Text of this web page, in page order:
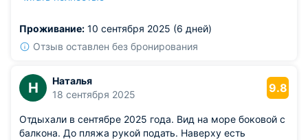
предлагаются необходимые средства гигиены,
отеле организовано, работает ресторан по системе
шведский стол. Также можно при отеле посетить баню,
соберетесь на пляж, то здесь также можно быстро
добраться до него.
Проживание: 10 сентября 2025 (6 дней)
Отзыв оставлен без бронирования
Н
Наталья
18 сентября 2025
9.8
Отдыхали в сентябре 2025 года. Вид на море боковой с
балкона. До пляжа рукой подать. Наверху есть